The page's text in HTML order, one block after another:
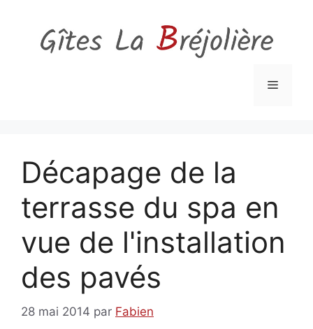
contenu
Menu
Décapage de la
terrasse du spa en
vue de l'installation
des pavés
28 mai 2014 par Fabien